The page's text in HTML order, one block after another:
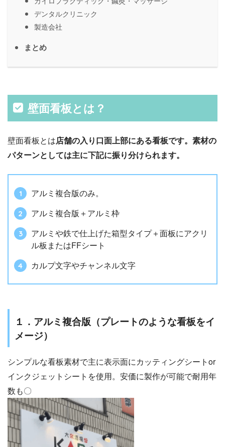
デンタルクリニック
製造会社
まとめ
壁面看板とは？
壁面看板とは店舗の入り口面上部にある看板です。素材の
パターンとしては主に下記に振り分けられます。
アルミ複合版のみ。
アルミ複合版＋アルミ枠
アルミや鉄で仕上げた箱型タイプ＋面板にアクリ
ル板またはFFシート
カルプ文字やチャンネル文字
１．アルミ複合版（プレートのような看板をイ
メージ）
シンプルな看板素材で主に表示面にカッティングシートor
インクジェットシートを使用。安価に製作が可能で耐用年
数も〇